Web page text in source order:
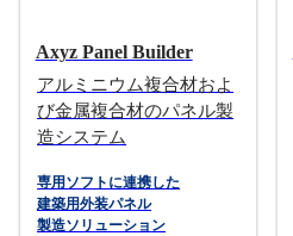
Axyz Panel Builder
アルミニウム複合材およ
び金属複合材のパネル製
造システム
専用ソフトに連携した
建築用外装パネル
製造ソリューション